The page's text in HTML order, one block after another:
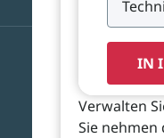
IN
Verwalten
Sie